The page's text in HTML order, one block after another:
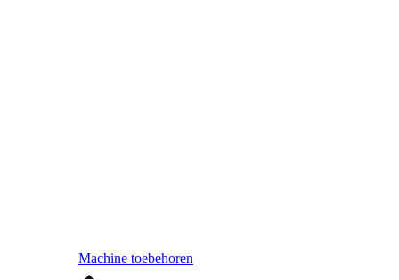
Machine toebehoren